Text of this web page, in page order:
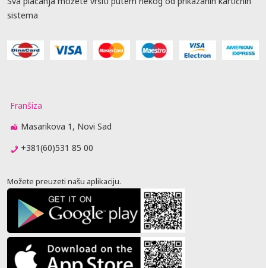
sistema
Franšiza
Masarikova 1, Novi Sad
+381(60)531 85 00
Možete preuzeti našu aplikaciju.